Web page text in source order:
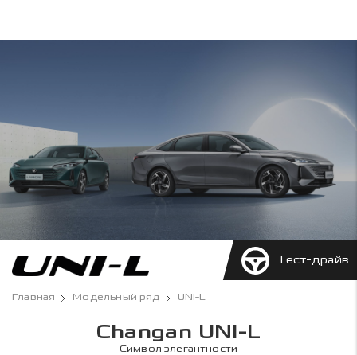
Тест-драйв
Главная Модельный ряд UNI-L
Changan UNI-L
Символ элегантности